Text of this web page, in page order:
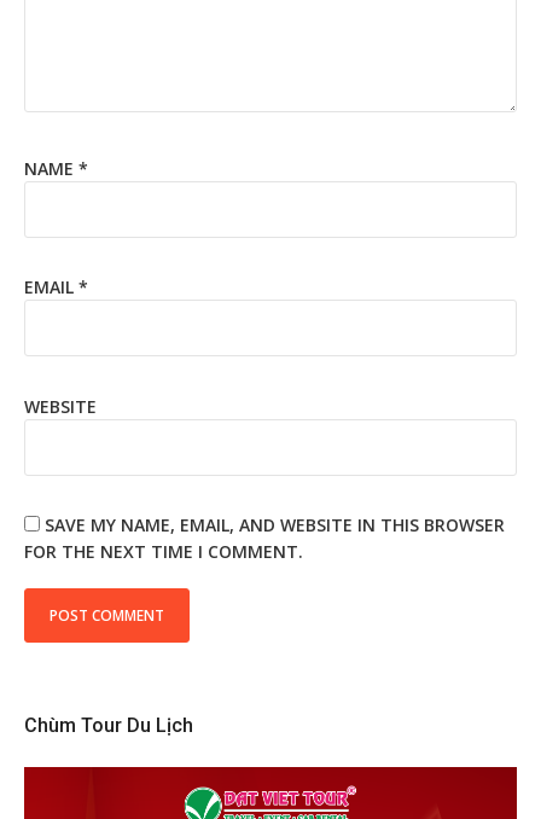
NAME *
EMAIL *
WEBSITE
SAVE MY NAME, EMAIL, AND WEBSITE IN THIS BROWSER
FOR THE NEXT TIME I COMMENT.
Chùm Tour Du Lịch